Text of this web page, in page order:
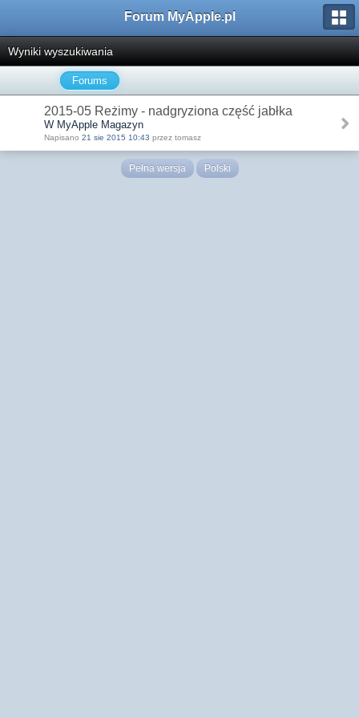
Forum MyApple.pl
Wyniki wyszukiwania
Forums
2015-05 Reżimy - nadgryziona część jabłka
W MyApple Magazyn
Napisano 21 sie 2015 10:43 przez tomasz
Pełna wersja Polski